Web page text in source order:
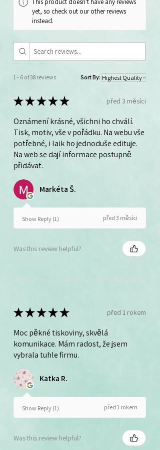
yet, so check out our other reviews
instead.
1 - 6 of 38 reviews Sort By:
★★★★★ před 3 měsíci
Oznámení krásné, všichni ho chválí.
Tisk, motiv, vše v pořádku. Na webu vše
potřebné, i laik ho jednoduše edituje.
Na web se dají informace postupně
přidávat.
Markéta Š.
Show Reply (1) před 3 měsíci
Was this review helpful?
★★★★★ před 1 rokem
Moc pěkné tiskoviny, skvělá
komunikace. Mám radost, že jsem
vybrala tuhle firmu.
Katka R.
Show Reply (1) před 1 rokem
Was this review helpful?